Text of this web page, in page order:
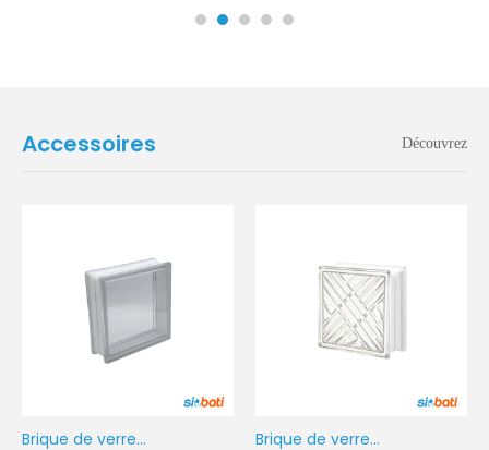
Accessoires Découvrez
Brique de verre
Brique de verre